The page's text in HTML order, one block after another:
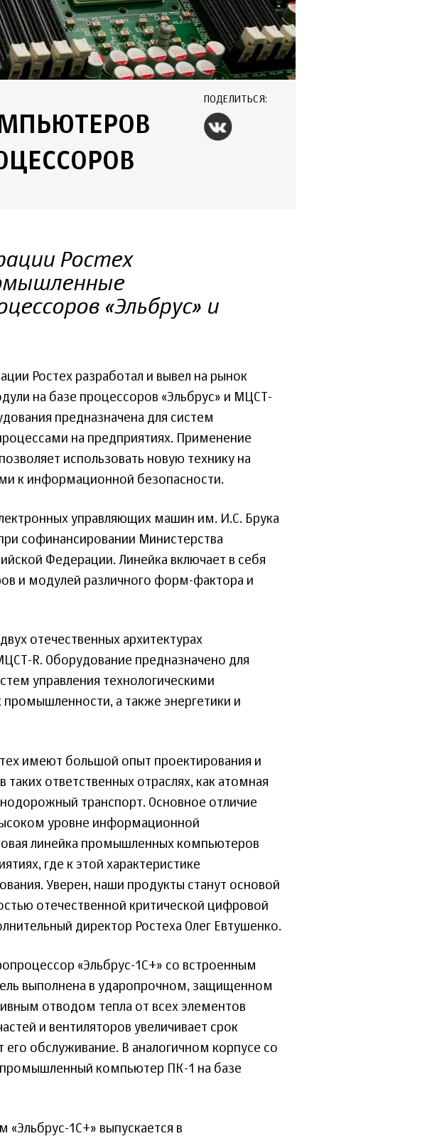
ПОДЕЛИТЬСЯ:
Ростех
«Эльбрус» и
Ростех разработал и вывел на рынок
на базе процессоров «Эльбрус» и МЦСТ-
предназначена для систем
на предприятиях. Применение
использовать новую технику на
к информационной безопасности.
управляющих машин им. И.С. Брука
софинансировании Министерства
Федерации. Линейка включает в себя
и модулей различного форм-фактора и
отечественных архитектурах
R. Оборудование предназначено для
управления технологическими
промышленности, а также энергетики и
имеют большой опыт проектирования и
ответственных отраслях, как атомная
транспорт. Основное отличие
уровне информационной
линейка промышленных компьютеров
где к этой характеристике
Уверен, наши продукты станут основой
отечественной критической цифровой
директор Ростеха Олег Евтушенко.
«Эльбрус-1С+» со встроенным
выполнена в ударопрочном, защищенном
отводом тепла от всех элементов
и вентиляторов увеличивает срок
обслуживание. В аналогичном корпусе со
компьютер ПК-1 на базе
1С+» выпускается в